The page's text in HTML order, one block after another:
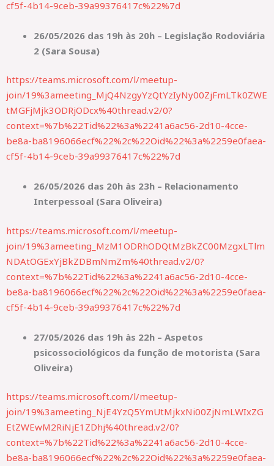
cf5f-4b14-9ceb-39a99376417c%22%7d
26/05/2026 das 19h às 20h – Legislação Rodoviária
2 (Sara Sousa)
https://teams.microsoft.com/l/meetup-
join/19%3ameeting_MjQ4NzgyYzQtYzIyNy00ZjFmLTk0ZWE
tMGFjMjk3ODRjODcx%40thread.v2/0?
context=%7b%22Tid%22%3a%2241a6ac56-2d10-4cce-
be8a-ba8196066ecf%22%2c%22Oid%22%3a%2259e0faea-
cf5f-4b14-9ceb-39a99376417c%22%7d
26/05/2026 das 20h às 23h – Relacionamento
Interpessoal (Sara Oliveira)
https://teams.microsoft.com/l/meetup-
join/19%3ameeting_MzM1ODRhODQtMzBkZC00MzgxLTlm
NDAtOGExYjBkZDBmNmZm%40thread.v2/0?
context=%7b%22Tid%22%3a%2241a6ac56-2d10-4cce-
be8a-ba8196066ecf%22%2c%22Oid%22%3a%2259e0faea-
cf5f-4b14-9ceb-39a99376417c%22%7d
27/05/2026 das 19h às 22h – Aspetos
psicossociológicos da função de motorista (Sara
Oliveira)
https://teams.microsoft.com/l/meetup-
join/19%3ameeting_NjE4YzQ5YmUtMjkxNi00ZjNmLWIxZG
EtZWEwM2RiNjE1ZDhj%40thread.v2/0?
context=%7b%22Tid%22%3a%2241a6ac56-2d10-4cce-
be8a-ba8196066ecf%22%2c%22Oid%22%3a%2259e0faea-